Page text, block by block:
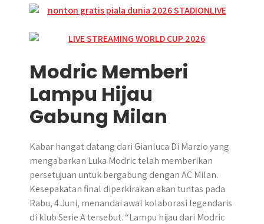
Modric Memberi
Lampu Hijau
Gabung Milan
Kabar hangat datang dari Gianluca Di Marzio yang
mengabarkan Luka Modric telah memberikan
persetujuan untuk bergabung dengan AC Milan.
Kesepakatan final diperkirakan akan tuntas pada
Rabu, 4 Juni, menandai awal kolaborasi legendaris
di klub Serie A tersebut. “Lampu hijau dari Modric